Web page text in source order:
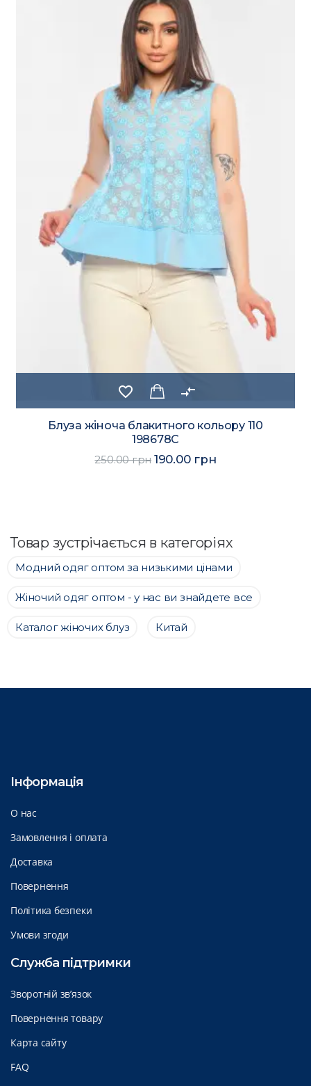
favorite_border compare_arrows
Блуза жіноча блакитного кольору 110
198678C
250.00 грн 190.00 грн
Товар зустрічається в категоріях
Модний одяг оптом за низькими цінами
Жіночий одяг оптом - у нас ви знайдете все
Каталог жіночих блуз Китай
Інформація
О нас
Замовлення і оплата
Доставка
Повернення
Політика безпеки
Умови згоди
Служба підтримки
Зворотній зв’язок
Повернення товару
Карта сайту
FAQ